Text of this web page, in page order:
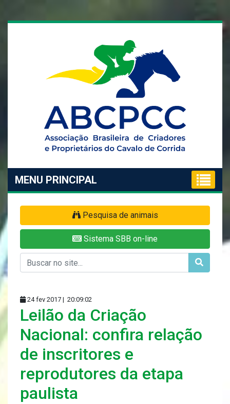
MENU PRINCIPAL
Pesquisa de animais
Sistema SBB on-line
24 fev 2017 | 20:09:02
Leilão da Criação
Nacional: confira relação
de inscritores e
reprodutores da etapa
paulista